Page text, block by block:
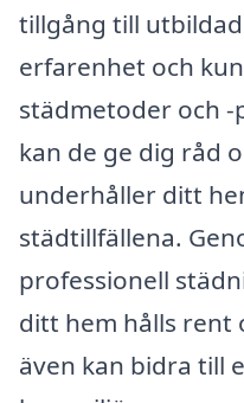
tillgång till
erfarenhet och
städmetoder och
kan de ge dig råd
underhåller ditt
städtillfällena.
professionell
ditt hem hålls rent
även kan bidra till